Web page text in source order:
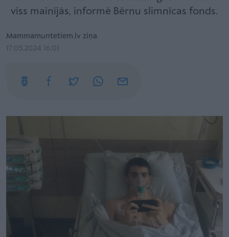
viss mainījās, informē Bērnu slimnīcas fonds.
Mammamuntetiem.lv ziņa
17.05.2024 16:01